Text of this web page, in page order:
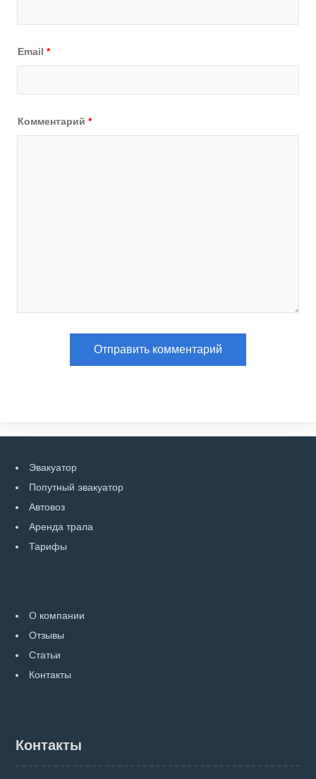
Email *
Комментарий *
Эвакуатор
Попутный эвакуатор
Автовоз
Аренда трала
Тарифы
О компании
Отзывы
Статьи
Контакты
Контакты